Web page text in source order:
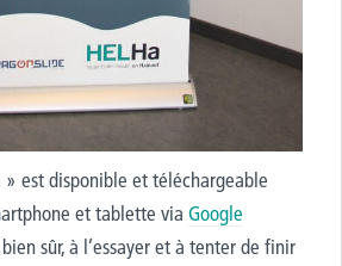
» est disponible et téléchargeable
et tablette via Google
bien sûr, à l’essayer et à tenter de finir